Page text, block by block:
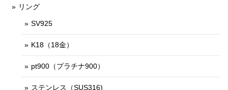
リング
SV925
K18（18金）
pt900（プラチナ900）
ステンレス（SUS316)